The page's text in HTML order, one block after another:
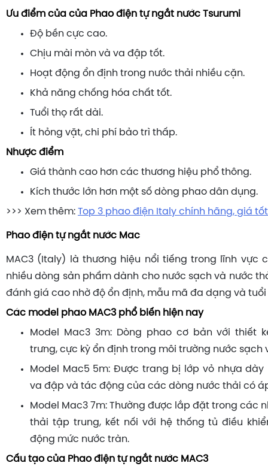
Ưu điểm của của Phao điện tự ngắt nước Tsurumi
Độ bền cực cao.
Chịu mài mòn và va đập tốt.
Hoạt động ổn định trong nước thải nhiều cặn.
Khả năng chống hóa chất tốt.
Tuổi thọ rất dài.
Ít hỏng vặt, chi phí bảo trì thấp.
Nhược điểm
Giá thành cao hơn các thương hiệu phổ thông.
Kích thước lớn hơn một số dòng phao dân dụng.
>>> Xem thêm: Top 3 phao điện Italy chính hãng, giá
Phao điện tự ngắt nước Mac
MAC3 (Italy) là thương hiệu nổi tiếng trong lĩnh vực
nhiều dòng sản phẩm dành cho nước sạch và nước
đánh giá cao nhờ độ ổn định, mẫu mã đa dạng và
Các model phao MAC3 phổ biến hiện nay
Model Mac3 3m: Dòng phao cơ bản với thiết
trưng, cực kỳ ổn định trong môi trường nước sạch
Model Mac5 5m: Được trang bị lớp vỏ nhựa dày
va đập và tác động của các dòng nước thải có
Model Mac3 7m: Thường được lắp đặt trong các
thải tập trung, kết nối với hệ thống tủ điều
động mức nước tràn.
Cấu tạo của Phao điện tự ngắt nước MAC3